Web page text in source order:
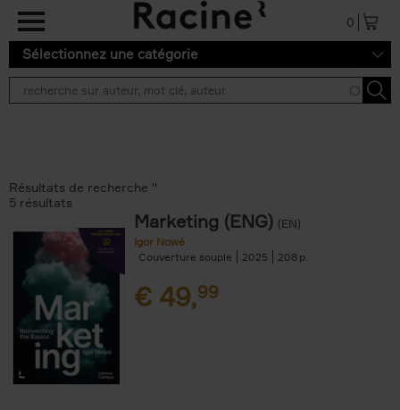
Aller au contenu principal
0
Sélectionnez une catégorie
Résultats de recherche ''
5 résultats
Marketing (ENG) (EN)
Igor Nowé
Couverture souple
2025 208
€ 49,99